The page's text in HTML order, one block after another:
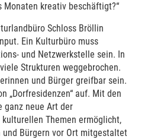
kreativ beschäftigt?“
Schloss Bröllin
Ein Kulturbüro muss
und Netzwerkstelle sein. In
Strukturen weggebrochen.
und Bürger greifbar sein.
„Dorfresidenzen“ auf. Mit den
ganz neue Art der
Themen ermöglicht,
Bürgern vor Ort mitgestaltet